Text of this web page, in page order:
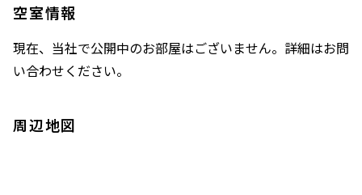
空室情報
現在、当社で公開中のお部屋はございません。詳細はお問
い合わせください。
周辺地図